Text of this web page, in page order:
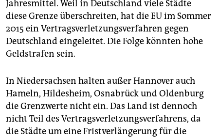
Jahresmittel. Weil in Deutschland viele Städte
diese Grenze überschreiten, hat die EU im Sommer
2015 ein Vertragsverletzungsverfahren gegen
Deutschland eingeleitet. Die Folge könnten hohe
Geldstrafen sein.
In Niedersachsen halten außer Hannover auch
Hameln, Hildesheim, Osnabrück und Oldenburg
die Grenzwerte nicht ein. Das Land ist dennoch
nicht Teil des Vertragsverletzungsverfahrens, da
die Städte um eine Fristverlängerung für die